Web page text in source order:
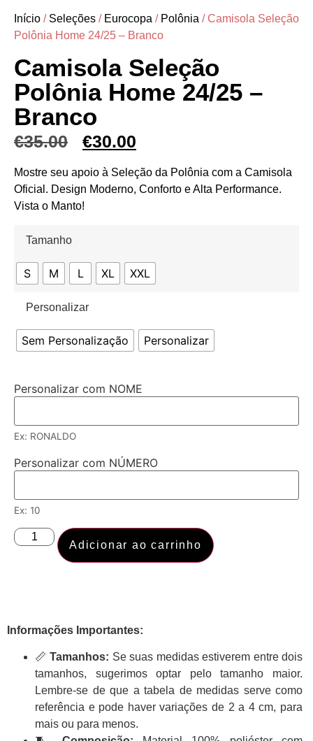
Início / Seleções / Eurocopa / Polônia / Camisola Seleção
Polônia Home 24/25 – Branco
Camisola Seleção
Polônia Home 24/25 –
Branco
€35.00 €30.00
Mostre seu apoio à Seleção da Polônia com a Camisola
Oficial. Design Moderno, Conforto e Alta Performance.
Vista o Manto!
Tamanho
S M L XL XXL
Personalizar
Sem Personalização Personalizar
Personalizar com NOME
Ex: RONALDO
Personalizar com NÚMERO
Ex: 10
Adicionar ao carrinho
Informações Importantes:
📏 Tamanhos: Se suas medidas estiverem entre dois
tamanhos, sugerimos optar pelo tamanho maior.
Lembre-se de que a tabela de medidas serve como
referência e pode haver variações de 2 a 4 cm, para
mais ou para menos.